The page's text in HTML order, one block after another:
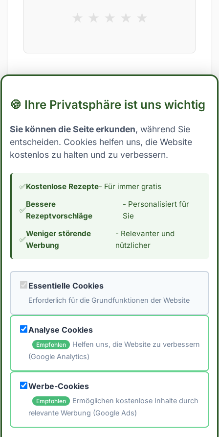
★ ★ ★ ★ ★
Das könnte dir auch gefallen
Porridge-Toppings
Limoncello –
Genuss ohne
Promille
Apfelmuffins ohne
Mousse
🖨️ Artikel drucken
← Zurück zu Rezepte
🍪 Ihre Privatsphäre ist uns wichtig
Sie können die Seite erkunden, während Sie
entscheiden. Cookies helfen uns, die Website
kostenlos zu halten und zu verbessern.
✅Kostenlose Rezepte- Für immer gratis
✅
Bessere
Rezeptvorschläge
- Personalisiert für
Sie
✅
Weniger störende
Werbung
- Relevanter und
nützlicher
Essentielle Cookies
Erforderlich für die Grundfunktionen der Website
Analyse Cookies
Empfohlen
Helfen uns, die Website zu verbessern
(Google Analytics)
Werbe-Cookies
Empfohlen
Ermöglichen kostenlose Inhalte durch
relevante Werbung (Google Ads)